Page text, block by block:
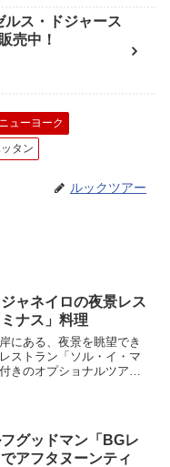
ルス・ドジャース
売中！
ニューヨーク
タン
ルックツアー
ャネイロの夜景レス
ミナス」料理
にある、夜景を眺望でき
ストラン「ソル・イ・マ
のオプショナルツアー
グッドマン「BGレ
アフタヌーンティ